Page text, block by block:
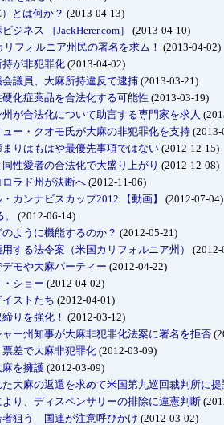
とは何か？ (2013-04-13)
ジネス ［JackHerer.com］
(2013-04-10)
フォルニア州民の署名を求ム！ (2013-04-02)
が非犯罪化 (2013-04-02)
議員、大麻所持違反で逮捕(2013-03-21)
化症薬品を合法化する可能性 (2013-03-19)
が合法化について助言する専門家を求人
ー・クオモ氏が大麻の非犯罪化を支持 (2013-
りはもはや最優先事項ではない (2012-12-15)
性愛者の合法化で大盛り上がり (2012-12-08)
ラド州が決断へ (2012-11-06)
カンナビスカップ2012 【動画】
(2012-07-04)
(2012-06-14)
ように機能するのか？ (2012-05-21)
する法令案（米国カリフォルニア州）
(2012-
モや大麻パーティー (2012-04-22)
ショー (2012-04-02)
ストたち (2012-04-01)
りを強化！ (2012-03-12)
ー州知事が大麻非犯罪化法案に署名を拒否
差で大麻非犯罪化 (2012-03-09)
を擁護 (2012-03-09)
大麻の返還を求めて米国第九巡回裁判所に提
り、ディスペンサリーの排除に違憲判断
者狙う 国連が注意呼びかけ (2012-03-02)